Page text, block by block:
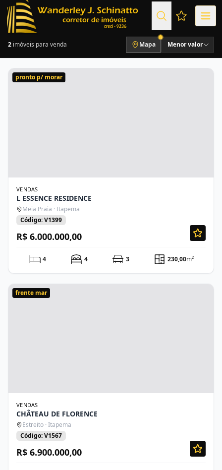
Favoritos
2 imóveis para venda Mapa Menor valor
pronto p/ morar
VENDAS
L ESSENCE RESIDENCE
Meia Praia · Itapema
Código: V1399
R$ 6.000.000,00
4 4 3 230,00m²
frente mar
VENDAS
CHÂTEAU DE FLORENCE
Estreito · Itapema
Código: V1567
R$ 6.900.000,00